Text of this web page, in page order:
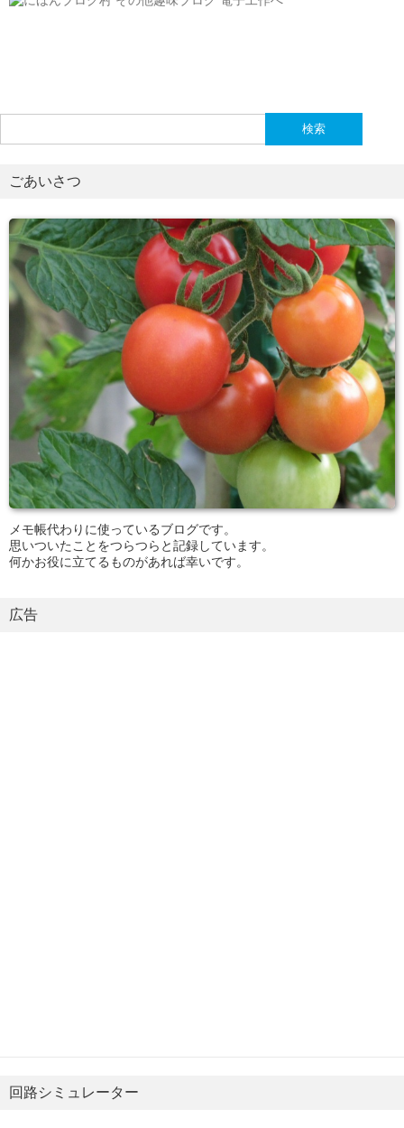
索:
ごあいさつ
メモ帳代わりに使っているブログです。
思いついたことをつらつらと記録しています。
何かお役に立てるものがあれば幸いです。
広告
回路シミュレーター